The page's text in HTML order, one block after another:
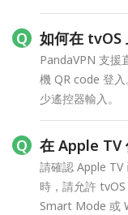
如何在 tvOS
PandaVPN 支援
機 QR code 登
少遙控器輸入。
在 Apple TV
請確認 Apple TV
時，請允許
Smart Mode 或